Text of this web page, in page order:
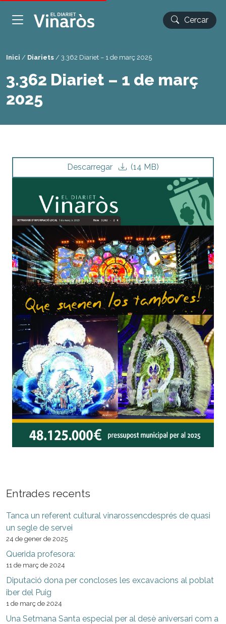
Cercar
Inici / Diariets / 3.362 Diariet – 1 de març 2025
3.362 Diariet – 1 de març
2025
Descarregar (14 MB)
Entrades recents
Tanca un referent cultural vinarossencdesprés de quasi
un segle de servei
24 de gener de 2025
Querida profesora:
11 de març de 2024
Diputació dona per concloses les excavacions al poblat
iber del Puig
1 de març de 2024
Una Setmana Santa especial per al desè aniversari com a